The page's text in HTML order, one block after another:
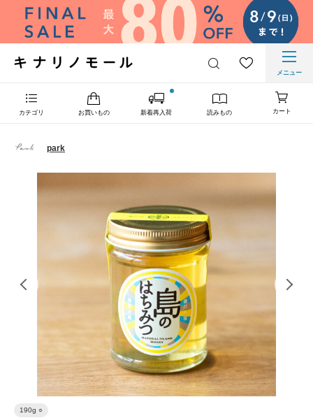
メニュー
カテゴリ お買いもの 新着再入荷 読みもの カート
park
190g ○